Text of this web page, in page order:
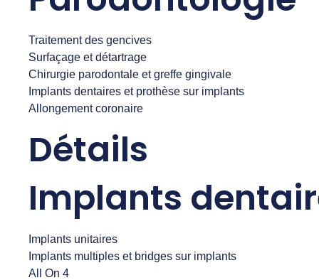
Traitement des gencives
Surfaçage et détartrage
Chirurgie parodontale et greffe gingivale
Implants dentaires et prothèse sur implants
Allongement coronaire
Détails
Implants
Implants unitaires
Implants multiples et bridges sur implants
All On 4